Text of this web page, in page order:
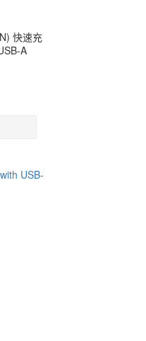
快速充
A